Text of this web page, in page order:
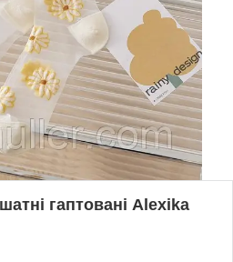
гаптовані Alexika